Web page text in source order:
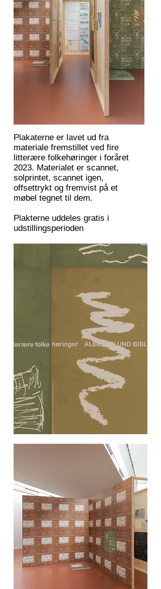
Plakaterne er lavet ud fra
materiale fremstillet ved fire
litterære folkehøringer i foråret
2023. Materialet er scannet,
solprintet, scannet igen,
offsettrykt og fremvist på et
møbel tegnet til dem.
Plakterne uddeles gratis i
udstillingsperioden